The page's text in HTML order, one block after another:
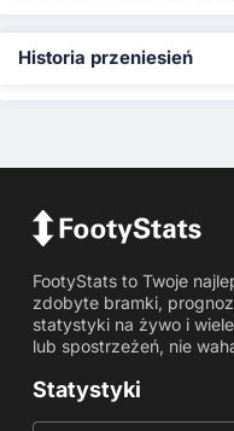
Historia przeniesień
FootyStats to Twoje
zdobyte bramki,
statystyki na żywo i
lub spostrzeżeń, nie
Statystyki